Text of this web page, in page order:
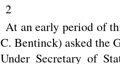
2
At an early period of
C. Bentinck) asked the
Under Secretary of